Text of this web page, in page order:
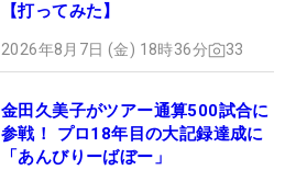
【打ってみた】
2026年8月7日 (金) 18時36分 33
金田久美子がツアー通算500試合に
参戦！ プロ18年目の大記録達成に
「あんびりーばぼー」